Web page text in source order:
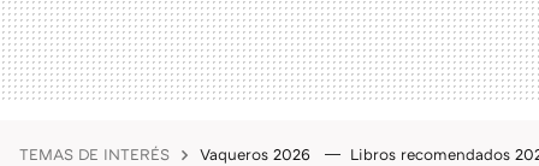
TEMAS DE INTERÉS Vaqueros 2026 Libros recomendados